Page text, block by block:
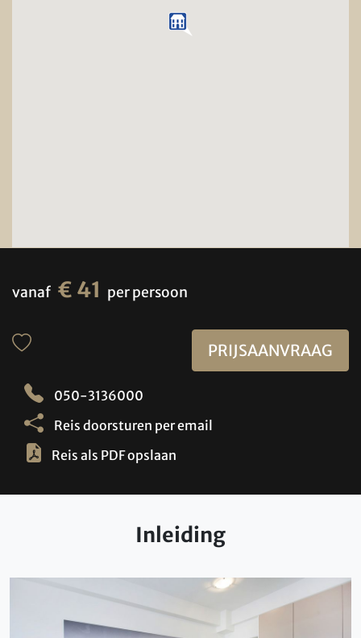
vanaf € 41 per persoon
PRIJSAANVRAAG
050-3136000
Reis doorsturen per email
Reis als PDF opslaan
Inleiding